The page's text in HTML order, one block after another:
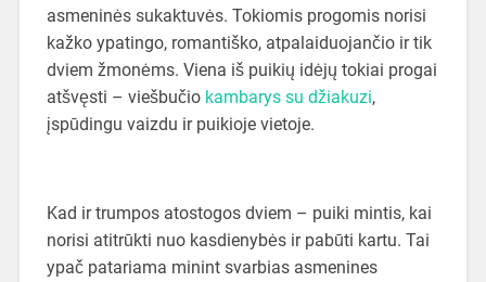
asmeninės sukaktuvės. Tokiomis progomis norisi
kažko ypatingo, romantiško, atpalaiduojančio ir tik
dviem žmonėms. Viena iš puikių idėjų tokiai progai
atšvęsti – viešbučio kambarys su džiakuzi,
įspūdingu vaizdu ir puikioje vietoje.
Kad ir trumpos atostogos dviem – puiki mintis, kai
norisi atitrūkti nuo kasdienybės ir pabūti kartu. Tai
ypač patariama minint svarbias asmenines